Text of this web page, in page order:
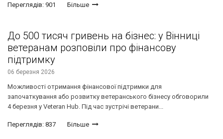
Переглядів: 901 Більше
До 500 тисяч гривень на бізнес: у Вінниці
ветеранам розповіли про фінансову
підтримку
06 березня 2026
Можливості отримання фінансової підтримки для
започаткування або розвитку ветеранського бізнесу обговорили
4 березня у Veteran Hub. Під час зустрічі ветерани...
Переглядів: 837 Більше